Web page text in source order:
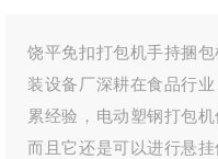
饶平免扣打包机手持捆
装设备厂深耕在食品行
累经验，电动塑钢打包
而且它还是可以进行悬